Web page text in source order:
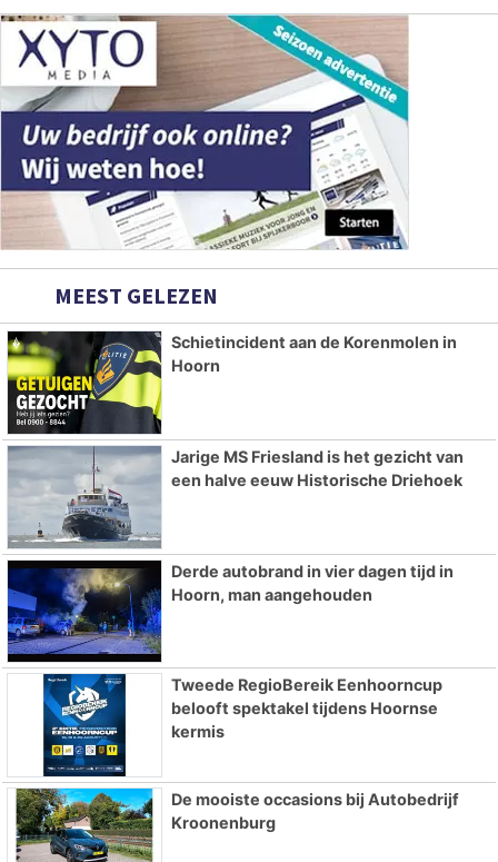
MEEST GELEZEN
Schietincident aan de Korenmolen in
Hoorn
Jarige MS Friesland is het gezicht van
een halve eeuw Historische Driehoek
Derde autobrand in vier dagen tijd in
Hoorn, man aangehouden
Tweede RegioBereik Eenhoorncup
belooft spektakel tijdens Hoornse
kermis
De mooiste occasions bij Autobedrijf
Kroonenburg